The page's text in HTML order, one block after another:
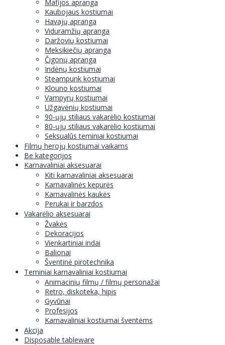
Mafijos apranga
Kaubojaus kostiumai
Havajų apranga
Viduramžių apranga
Daržovių kostiumai
Meksikiečių apranga
Čigonų apranga
Indėnų kostiumai
Steampunk kostiumai
Klouno kostiumai
Vampyrų kostiumai
Užgavėnių kostiumai
90-ųjų stiliaus vakarėlio kostiumai
80-ųjų stiliaus vakarėlio kostiumai
Seksualūs teminiai kostiumai
Filmų herojų kostiumai vaikams
Be kategorijos
Karnavaliniai aksesuarai
Kiti karnavaliniai aksesuarai
Karnavalinės kepurės
Karnavalinės kaukės
Perukai ir barzdos
Vakarėlio aksesuarai
Žvakės
Dekoracijos
Vienkartiniai indai
Balionai
Šventinė pirotechnika
Teminiai karnavaliniai kostiumai
Animacinių filmų / filmų personažai
Retro, diskoteka, hipis
Gyvūnai
Profesijos
Karnavaliniai kostiumai šventėms
Akcija
Disposable tableware